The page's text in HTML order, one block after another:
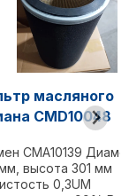
Фильтр
CST45003-03
Тонкость
Материал:
Уплотнения: